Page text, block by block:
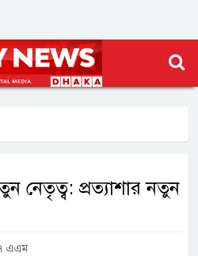
নেতৃত্ব: প্রত্যাশার নতুন
এএম